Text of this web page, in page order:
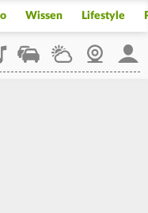
Wissen Lifestyle
StaupilotWetterWebcam